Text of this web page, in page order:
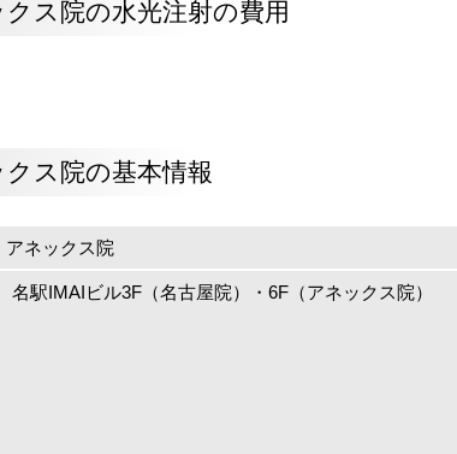
ス院の水光注射の費用
ス院の基本情報
ネックス院
駅IMAIビル3F（名古屋院）・6F（アネックス院）